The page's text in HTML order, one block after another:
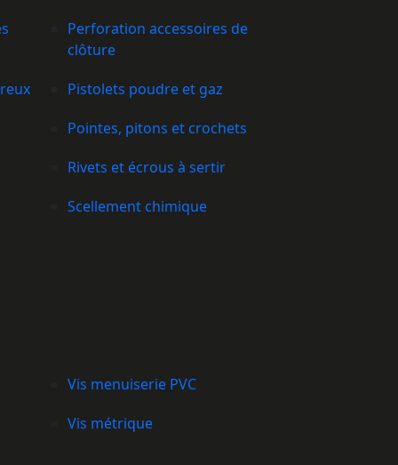
Perforation accessoires de
clôture
Pistolets poudre et gaz
Pointes, pitons et crochets
Rivets et écrous à sertir
Scellement chimique
Vis menuiserie PVC
Vis métrique